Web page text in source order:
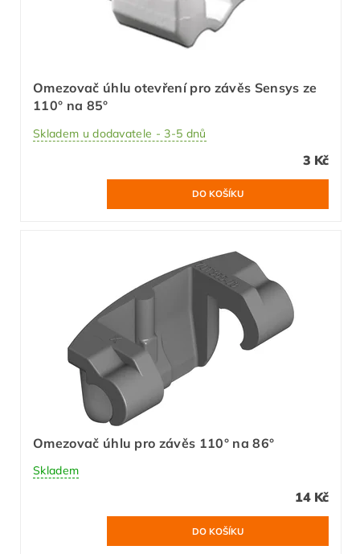
Omezovač úhlu otevření pro závěs Sensys ze
110° na 85°
Skladem u dodavatele - 3-5 dnů
3 Kč
Omezovač úhlu pro závěs 110° na 86°
Skladem
14 Kč